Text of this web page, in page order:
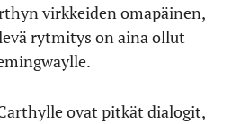
virkkeiden omapäinen,
rytmitys on aina ollut
ovat pitkät dialogit,